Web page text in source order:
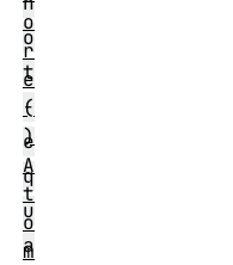
o
t
-
e
q
u
a
o
r
e
(
)
A
t
o
m